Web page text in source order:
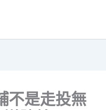
不是走投無